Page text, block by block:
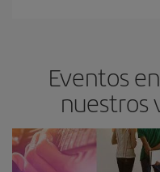
Eventos
nuestros